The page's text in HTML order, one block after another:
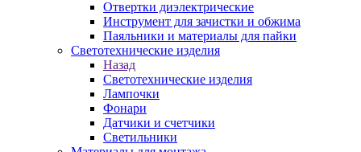
Отвертки диэлектрические
Инструмент для зачистки и обжима
Паяльники и материалы для пайки
Светотехнические изделия
Назад
Светотехнические изделия
Лампочки
Фонари
Датчики и счетчики
Светильники